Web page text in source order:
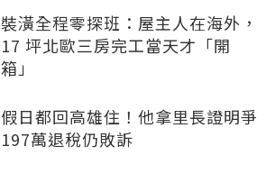
裝潢全程零探班：屋主人在海外，
17 坪北歐三房完工當天才「開
箱」
假日都回高雄住！他拿里長證明爭
197萬退稅仍敗訴